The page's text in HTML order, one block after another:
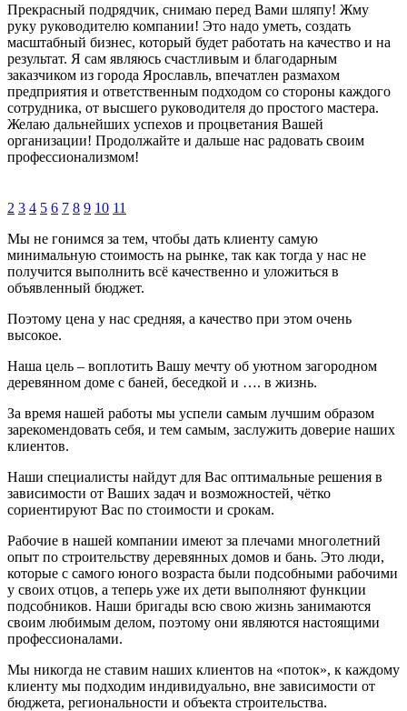
Прекрасный подрядчик, снимаю перед Вами шляпу! Жму
руку руководителю компании! Это надо уметь, создать
масштабный бизнес, который будет работать на качество и на
результат. Я сам являюсь счастливым и благодарным
заказчиком из города Ярославль, впечатлен размахом
предприятия и ответственным подходом со стороны каждого
сотрудника, от высшего руководителя до простого мастера.
Желаю дальнейших успехов и процветания Вашей
организации! Продолжайте и дальше нас радовать своим
профессионализмом!
2 3 4 5 6 7 8 9 10 11
Мы не гонимся за тем, чтобы дать клиенту самую
минимальную стоимость на рынке, так как тогда у нас не
получится выполнить всё качественно и уложиться в
объявленный бюджет.
Поэтому цена у нас средняя, а качество при этом очень
высокое.
Наша цель – воплотить Вашу мечту об уютном загородном
деревянном доме с баней, беседкой и …. в жизнь.
За время нашей работы мы успели самым лучшим образом
зарекомендовать себя, и тем самым, заслужить доверие наших
клиентов.
Наши специалисты найдут для Вас оптимальные решения в
зависимости от Ваших задач и возможностей, чётко
сориентируют Вас по стоимости и срокам.
Рабочие в нашей компании имеют за плечами многолетний
опыт по строительству деревянных домов и бань. Это люди,
которые с самого юного возраста были подсобными рабочими
у своих отцов, а теперь уже их дети выполняют функции
подсобников. Наши бригады всю свою жизнь занимаются
своим любимым делом, поэтому они являются настоящими
профессионалами.
Мы никогда не ставим наших клиентов на «поток», к каждому
клиенту мы подходим индивидуально, вне зависимости от
бюджета, региональности и объекта строительства.